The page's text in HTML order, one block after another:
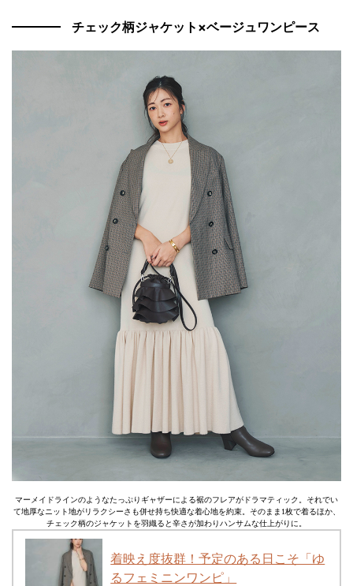
チェック柄ジャケット×ベージュワンピース
マーメイドラインのようなたっぷりギャザーによる裾のフレアがドラマティック。それでい
て地厚なニット地がリラクシーさも併せ持ち快適な着心地を約束。そのまま1枚で着るほか、
チェック柄のジャケットを羽織ると辛さが加わりハンサムな仕上がりに。
着映え度抜群！予定のある日こそ「ゆ
るフェミニンワンピ」